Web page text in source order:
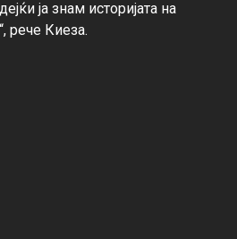
ја знам историјата на
рече Киеза.